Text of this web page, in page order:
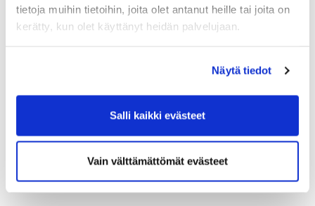
tietoja muihin tietoihin, joita olet antanut heille tai joita on
kerätty, kun olet käyttänyt heidän palvelujaan.
Näytä tiedot
Salli kaikki evästeet
Vain välttämättömät evästeet
Jäsennumero: